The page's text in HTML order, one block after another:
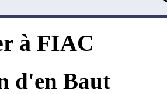
à FIAC
d'en Baut